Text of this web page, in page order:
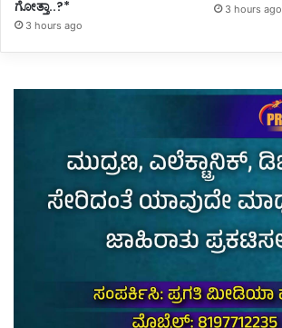
ಗೋತ್ತಾ..?*
3 hours ago
3 hours ago